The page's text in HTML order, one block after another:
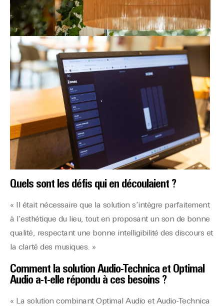
Quels sont les défis qui en découlaient ?
« Il était nécessaire que la solution s’intègre parfaitement
à l’esthétique du lieu, tout en proposant un son de bonne
qualité, respectant une bonne intelligibilité des discours et
la clarté des musiques. »
Comment la solution Audio-Technica et Optimal
Audio a-t-elle répondu à ces besoins ?
« La solution combinant Optimal Audio et Audio-Technica